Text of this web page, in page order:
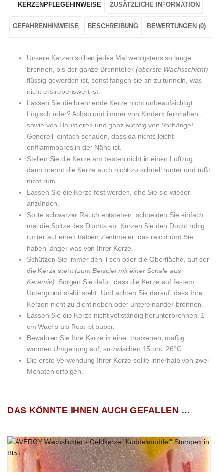
Kerzenwachsschalen
Natur
Stumpenkerze
Goldgelb
und
Ylang-
Ylang-
Duftöl"
on
Facebook
Set
Kerzenwachsschalen
mit
Stumpenkerze
Goldgelb
und
5%
Ylang-
Ylang-
Duftöl"
on
Twitter
Kerzenwachsschalen
Natur
Stumpenkerze
Goldgelb
und
5%
Ylang-
Ylang-
Duftöl"
on
Google
Plus
Kerzenwachsschalen
Natur
Stumpenkerze
Goldgelb
und
5%
Ylang-
Ylang-
Duftöl"
on
Pinterest
Kerzenwachsschalen
Natur
Stumpenkerze
Goldgelb
und
5%
Ylang-
Ylang-
Duftöl"
on
LinkedIn
KERZENPFLEGEHINWEISE ZUSÄTZLICHE INFORMATION
GEFAHRENHINWEISE BESCHREIBUNG BEWERTUNGEN (0)
Unsere Kerzen sollten jedes Mal wenigstens so lange
brennen, bis der ganze Brennteller (oberste Wachsschicht)
flüssig geworden ist, sonst fangen sie an zu tunneln, was
nicht erstrebenswert ist.
Lassen Sie die brennende Kerze nicht unbeaufsichtigt.
Logisch oder? Achso und immer von Kindern fernhalten ,
sowie von Haustieren und ganz wichtig von Vorhänge!
Generell, einfach schauen, dass da nichts leicht
entflammbares in der Nähe ist.
Stellen Sie die Kerze am besten nicht in einen Luftzug,
dann brennt die Kerze auch nicht zu schnell runter und rußt
nicht rum.
Lassen Sie die Kerze fest werden, ehe Sie sie wieder
anzünden.
Sollte schwarzer Rauch entstehen, schneiden Sie einfach
mal die Spitze des Dochts ab. Kürzen Sie den Docht ruhig
runter auf einen halben Zentimeter, das reicht und Sie
haben länger was von Ihrer Kerze.
Schützen Sie immer den Tisch oder die Oberfläche, auf der
die Kerze steht (zum Beispiel mit einer Schale aus
Keramik) . Sorgen Sie dafür, dass die Kerze auf festem
Untergrund stabil steht. Und achten Sie darauf, dass Ihre
Kerzen nicht zu dicht neben oder untereinander brennen.
Lassen Sie die Kerze nicht vollständig herunterbrennen. 1
cm Wachs als Rest ist super.
Bewahren Sie Ihre Kerze in einer trockenen, mäßig
warmen Umgebung auf, so zwischen 15 und 26°C.
Die erste Verwendung Ihrer Kerze sollte innerhalb von zwei
Monaten erfolgen.
Farbe:
Natur(natürlicher Farbstoff „Made in
Docht:
Baumwolldocht(zertifizierter Docht „Made in
Germany“)
Wachsgewicht: Zusammen 435 Gramm
oder nicht!), Sie auf die nachfolgenden “Gefahrenhinweise”
RUSTIKALES 2ER-SET KERZENWACHSSCHALEN IN
YLANG-YLANG-DUFTÖL
Sowohl die rustikalen Kerzenwachsschalen, als auch
deren Stumpenkerzen wurden mit 5% naturidentischem „Ylang-
Nur angemeldete Kunden, die dieses Produkt gekauft haben, dürfen
eine Bewertung abgeben.
DAS KÖNNTE IHNEN AUCH GEFALLEN …